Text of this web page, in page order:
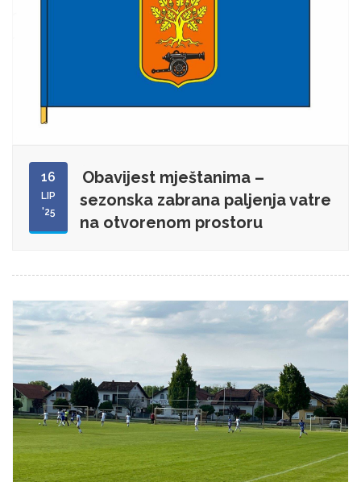
16
LIP
'25
Obavijest mještanima –
sezonska zabrana paljenja vatre
na otvorenom prostoru